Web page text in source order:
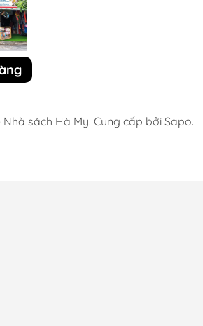
sách Hà My. Cung cấp bởi Sapo.